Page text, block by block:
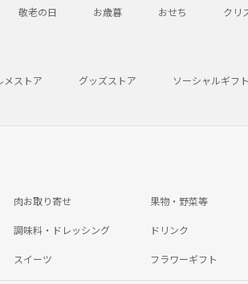
敬老の日 お歳暮 おせち クリ
メストア グッズストア ソーシャルギフ
肉お取り寄せ 果物・野菜等
調味料・ドレッシング ドリンク
スイーツ フラワーギフト